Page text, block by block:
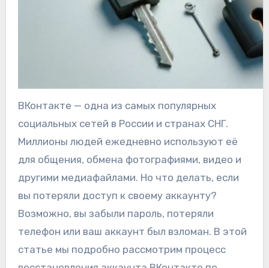
ВКонтакте — одна из самых популярных
социальных сетей в России и странах СНГ.
Миллионы людей ежедневно используют её
для общения, обмена фотографиями, видео и
другими медиафайлами. Но что делать, если
вы потеряли доступ к своему аккаунту?
Возможно, вы забыли пароль, потеряли
телефон или ваш аккаунт был взломан. В этой
статье мы подробно рассмотрим процесс